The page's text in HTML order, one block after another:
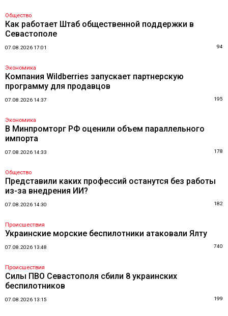
Общество
Как работает Штаб общественной поддержки в
Севастополе
07.08.2026 17:01 94
Экономика
Компания Wildberries запускает партнерскую
программу для продавцов
07.08.2026 14:37 195
Экономика
В Минпромторг РФ оценили объем параллельного
импорта
07.08.2026 14:33 178
Общество
Представили каких профессий останутся без работы
из-за внедрения ИИ?
07.08.2026 14:30 182
Происшествия
Украинские морские беспилотники атаковали Ялту
07.08.2026 13:48 740
Происшествия
Силы ПВО Севастополя сбили 8 украинских
беспилотников
07.08.2026 13:15 199